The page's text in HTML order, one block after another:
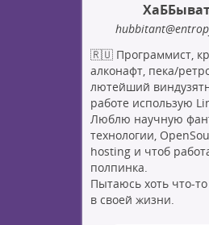
hubbitant
🇷🇺 Программист,
алконафт, пека/
лютейший
работе использую
Люблю научную
технологии,
hosting и чтоб
полпинка.
Пытаюсь хоть что-
в своей жизни.